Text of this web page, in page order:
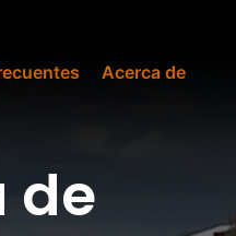
Acerca de
de